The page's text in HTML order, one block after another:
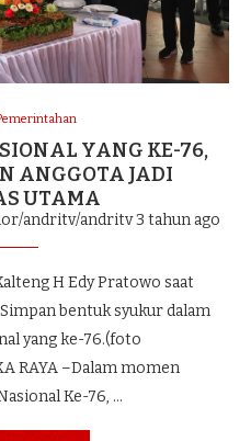
YANG KE-76,
ANGGOTA JADI
UTAMA
andritv/andritv3 tahun ago
H Edy Pratowo saat
bentuk syukur dalam
yang ke-76.(foto
RAYA –Dalam momen
Ke-76, …